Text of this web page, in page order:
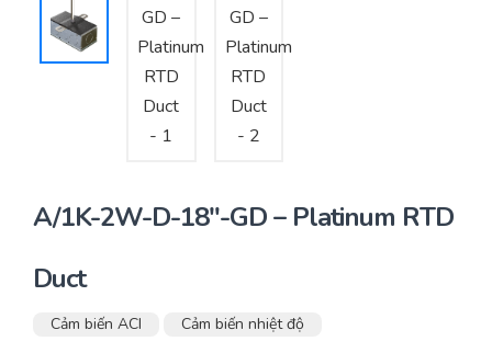
A/1K-2W-D-18″-GD – Platinum RTD
Duct
Cảm biến ACI Cảm biến nhiệt độ